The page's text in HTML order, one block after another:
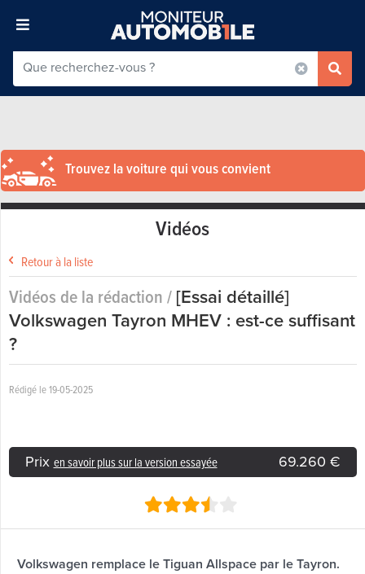
Trouvez la voiture qui vous convient
Vidéos
Retour à la liste
Vidéos de la rédaction /[Essai détaillé]
Volkswagen Tayron MHEV : est-ce suffisant
?
Rédigé le 19-05-2025
Prix en savoir plus sur la version essayée 69.260 €
Volkswagen remplace le Tiguan Allspace par le Tayron.